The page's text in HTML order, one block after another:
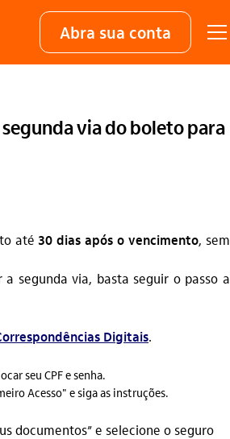
Abra sua conta
via do boleto para
até 30 dias após o vencimento, sem
a segunda via, basta seguir o passo a
Digitais.
seu CPF e senha.
Acesso" e siga as instruções.
documentos” e selecione o seguro